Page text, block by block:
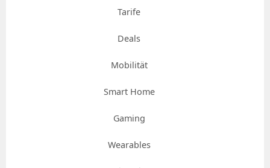
Tarife
Deals
Mobilität
Smart Home
Gaming
Wearables